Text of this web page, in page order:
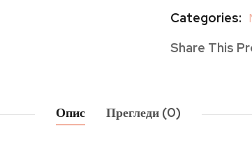
Categories:
Share This
Опис Прегледи (0)